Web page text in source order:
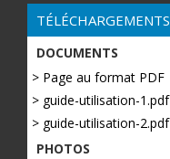
TÉLÉCHARGEMENTS
DOCUMENTS
> Page au format PDF
> guide-utilisation-1.pdf
> guide-utilisation-2.pdf
PHOTOS